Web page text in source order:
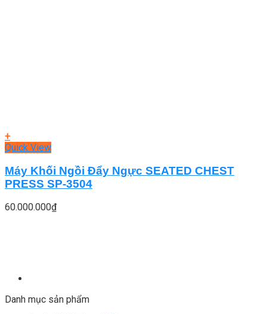
+
Quick View
Máy Khối Ngồi Đẩy Ngực SEATED CHEST
PRESS SP-3504
60.000.000₫
Danh mục sản phẩm